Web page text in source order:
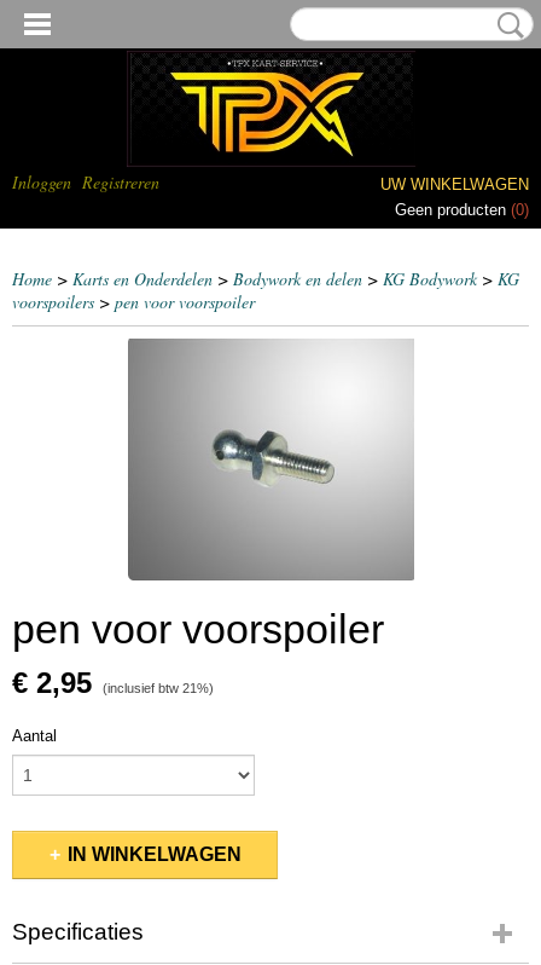
Inloggen Registreren
UW WINKELWAGEN
Geen producten (0)
Home > Karts en Onderdelen > Bodywork en delen > KG Bodywork> KG
voorspoilers > pen voor voorspoiler
pen voor voorspoiler
€ 2,95 (inclusief btw 21%)
Aantal
IN WINKELWAGEN
Specificaties